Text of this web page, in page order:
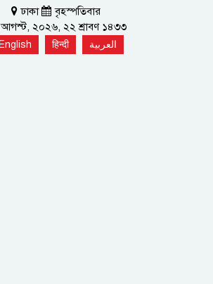
ঢাকা
বৃহস্পতিবার
২০২৬, ২২ শ্রাবণ ১৪৩৩
English हिन्दी العربية